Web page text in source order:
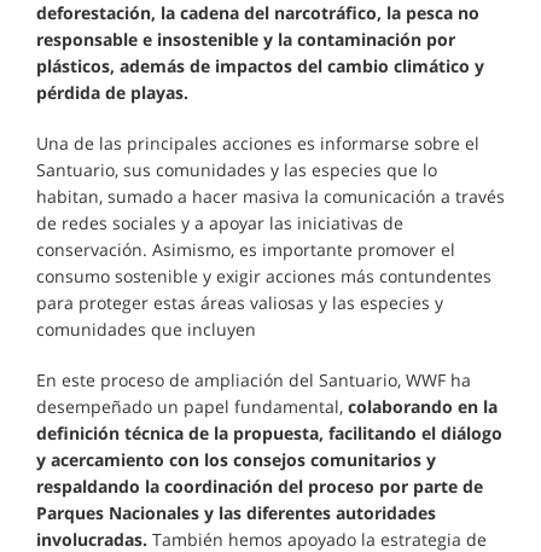
deforestación, la cadena del narcotráfico, la pesca no
responsable e insostenible y la contaminación por
plásticos, además de impactos del cambio climático y
pérdida de playas.
Una de las principales acciones es informarse sobre el
Santuario, sus comunidades y las especies que lo
habitan, sumado a hacer masiva la comunicación a través
de redes sociales y a apoyar las iniciativas de
conservación. Asimismo, es importante promover el
consumo sostenible y exigir acciones más contundentes
para proteger estas áreas valiosas y las especies y
comunidades que incluyen
En este proceso de ampliación del Santuario, WWF ha
desempeñado un papel fundamental, colaborando en la
definición técnica de la propuesta, facilitando el diálogo
y acercamiento con los consejos comunitarios y
respaldando la coordinación del proceso por parte de
Parques Nacionales y las diferentes autoridades
involucradas. También hemos apoyado la estrategia de